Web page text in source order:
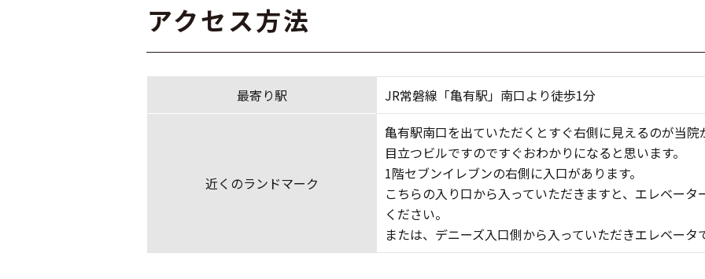
アクセス方法
最寄り駅 JR常磐線「亀有駅」南口より徒歩1分
近くのランドマーク
亀有駅南口を出ていただくとすぐ右側に見えるのが当院
目立つビルですのですぐおわかりになると思います。
1階セブンイレブンの右側に入口があります。
こちらの入り口から入っていただきますと、エレベー
ください。
または、デニーズ入口側から入っていただきエレベータ